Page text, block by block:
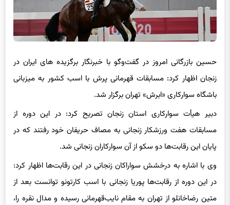
حسین بازرگانی امروز در گفت‌وگو با خبرنگار برگزیده های ایران در
زنجان اظهار کرد: مسابقات قهرمانی پرش با اسب کشور به میزبانی
باشگاه سوارکاری «ابرش» تهران برگزار شد.
دبیر هیأت سوارکاری استان زنجان تصریح کرد: در این دوره از
مسابقات هفت ورزشکار زنجانی به مصاف حریفان خود رفتند که در
پایان این رقابت‌ها دو سکو از آن سوارکاران زنجانی شد.
وی با اشاره به درخشش سواراکان زنجانی در این رقابت‌ها اظهار کرد:
در این دوره از رقابت‌ها پوریا زنجانی با اسب کارتونوتوانست بعد از
متین رضاخانلواز تهران به مقام نایب‌قهرمانی رسیده و مدال نقره را،